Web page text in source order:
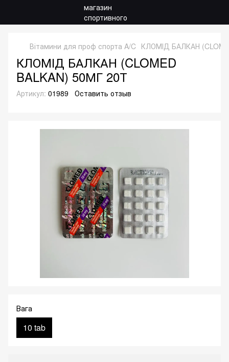
Вітамини для проф спорта A/C КЛОМІД БАЛКАН
КЛОМІД БАЛКАН (CLOMED
BALKAN) 50МГ 20Т
Артикул: 01989 Оставить отзыв
Вага
10 tab